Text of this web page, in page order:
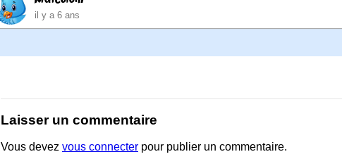
il y a 6 ans
Laisser un commentaire
Vous devez vous connecter pour publier un commentaire.